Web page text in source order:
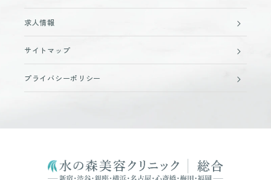
求人情報
サイトマップ
プライバシーポリシー